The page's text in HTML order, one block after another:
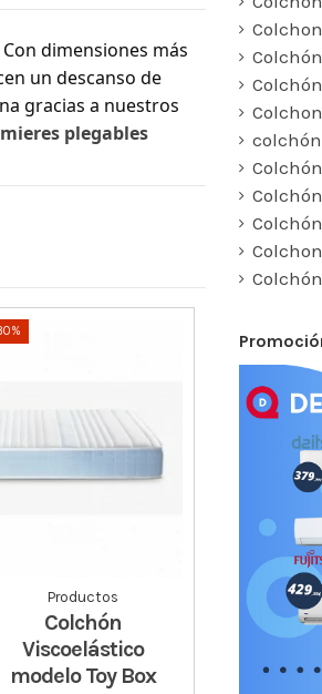
dimensiones más
un descanso de
gracias a nuestros
plegables
Productos
Colchón
Viscoelástico
modelo Toy Box